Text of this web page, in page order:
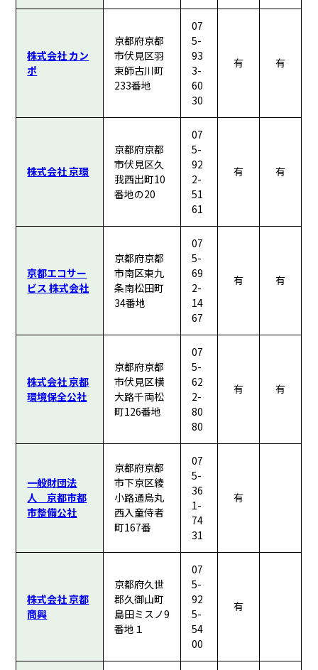
株式会社 カン
ポ
京都府京都
市伏見区羽
束師古川町
233番地
07
5-
93
3-
60
30
有 有
株式会社 京環
京都府京都
市伏見区久
我西出町10
番地の20
07
5-
92
2-
51
61
有 有
京都エコサー
ビス 株式会社
京都府京都
市南区東九
条南松田町
34番地
07
5-
69
2-
14
67
有 有
株式会社 京都
環境保全公社
京都府京都
市伏見区横
大路千両松
町126番地
07
5-
62
2-
80
80
有 有
一般財団法
人 京都市都
市整備公社
京都府京都
市下京区綾
小路通烏丸
西入童侍者
町167番
07
5-
36
1-
74
31
有
株式会社 京都
商興
京都府久世
郡久御山町
島田ミスノ9
番地１
07
5-
92
5-
54
00
有